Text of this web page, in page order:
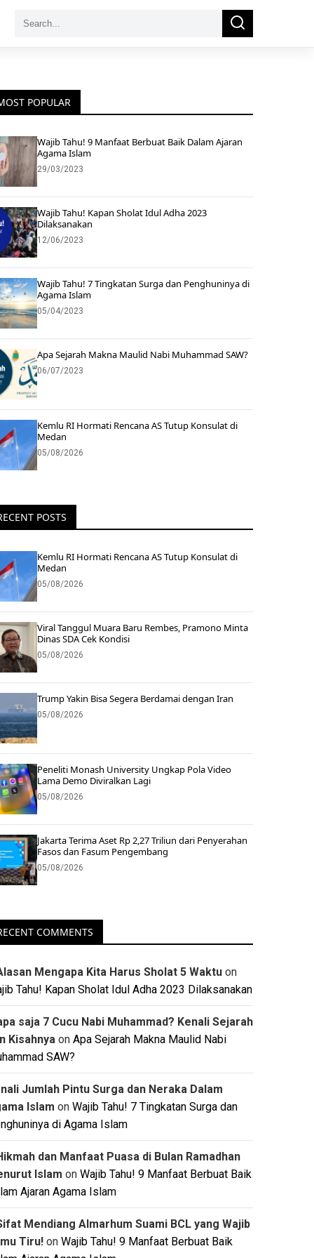
Search
Search
POPULAR
Wajib Tahu! 9 Manfaat Berbuat Baik Dalam Ajaran
Agama Islam
29/03/2023
Wajib Tahu! Kapan Sholat Idul Adha 2023
Dilaksanakan
12/06/2023
Wajib Tahu! 7 Tingkatan Surga dan Penghuninya di
Agama Islam
05/04/2023
Apa Sejarah Makna Maulid Nabi Muhammad SAW?
06/07/2023
Kemlu RI Hormati Rencana AS Tutup Konsulat di
Medan
05/08/2026
POSTS
Kemlu RI Hormati Rencana AS Tutup Konsulat di
Medan
05/08/2026
Viral Tanggul Muara Baru Rembes, Pramono Minta
Dinas SDA Cek Kondisi
05/08/2026
Trump Yakin Bisa Segera Berdamai dengan Iran
05/08/2026
Peneliti Monash University Ungkap Pola Video
Lama Demo Diviralkan Lagi
05/08/2026
Jakarta Terima Aset Rp 2,27 Triliun dari Penyerahan
Fasos dan Fasum Pengembang
05/08/2026
COMMENTS
Mengapa Kita Harus Sholat 5 Waktu on
Tahu! Kapan Sholat Idul Adha 2023 Dilaksanakan
saja 7 Cucu Nabi Muhammad? Kenali Sejarah
Kisahnya on Apa Sejarah Makna Maulid Nabi
SAW?
Jumlah Pintu Surga dan Neraka Dalam
Islam on Wajib Tahu! 7 Tingkatan Surga dan
di Agama Islam
dan Manfaat Puasa di Bulan Ramadhan
Islam on Wajib Tahu! 9 Manfaat Berbuat Baik
Ajaran Agama Islam
Mendiang Almarhum Suami BCL yang Wajib
Tiru! on Wajib Tahu! 9 Manfaat Berbuat Baik